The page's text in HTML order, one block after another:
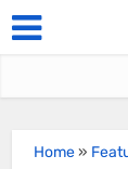
Home»